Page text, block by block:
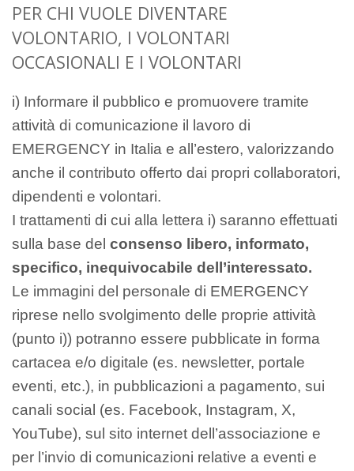
PER CHI VUOLE DIVENTARE
VOLONTARIO, I VOLONTARI
OCCASIONALI E I VOLONTARI
i) Informare il pubblico e promuovere tramite
attività di comunicazione il lavoro di
EMERGENCY in Italia e all’estero, valorizzando
anche il contributo offerto dai propri collaboratori,
dipendenti e volontari.
I trattamenti di cui alla lettera i) saranno effettuati
sulla base del consenso libero, informato,
specifico, inequivocabile dell’interessato.
Le immagini del personale di EMERGENCY
riprese nello svolgimento delle proprie attività
(punto i)) potranno essere pubblicate in forma
cartacea e/o digitale (es. newsletter, portale
eventi, etc.), in pubblicazioni a pagamento, sui
canali social (es. Facebook, Instagram, X,
YouTube), sul sito internet dell’associazione e
per l’invio di comunicazioni relative a eventi e